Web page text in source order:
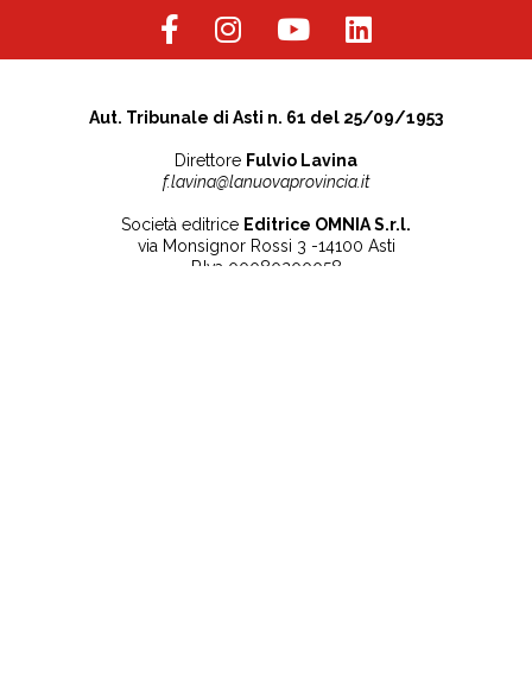
Aut. Tribunale di Asti n. 61 del 25/09/1953
Direttore Fulvio Lavina
f.lavina@lanuovaprovincia.it
Società editrice Editrice OMNIA S.r.l.
via Monsignor Rossi 3 -14100 Asti
P.Iva 00080200058